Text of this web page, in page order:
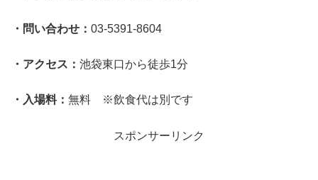
・問い合わせ： 03-5391-8604
・アクセス： 池袋東口から徒歩1分
・入場料： 無料 ※飲食代は別です
スポンサーリンク